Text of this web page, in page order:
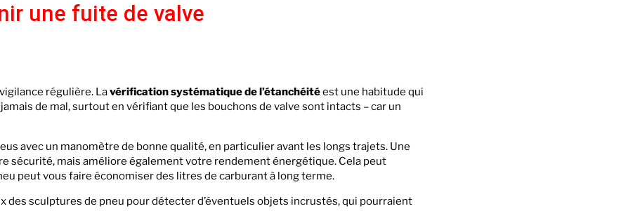
une fuite de valve
régulière. Lavérification systématique de l’étanchéitéest une habitude qui
de mal, surtout en vérifiant que les bouchons de valve sont intacts – car un
avec un manomètre de bonne qualité, en particulier avant les longs trajets. Une
sécurité, mais améliore également votre rendement énergétique. Cela peut
peut vous faire économiser des litres de carburant à long terme.
des sculptures de pneu pour détecter d’éventuels objets incrustés, qui pourraient